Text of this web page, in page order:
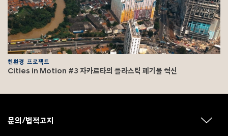
친환경 프로젝트
Cities in Motion #3 자카르타의 플라스틱 폐기물 혁신
F
문의/법적고지